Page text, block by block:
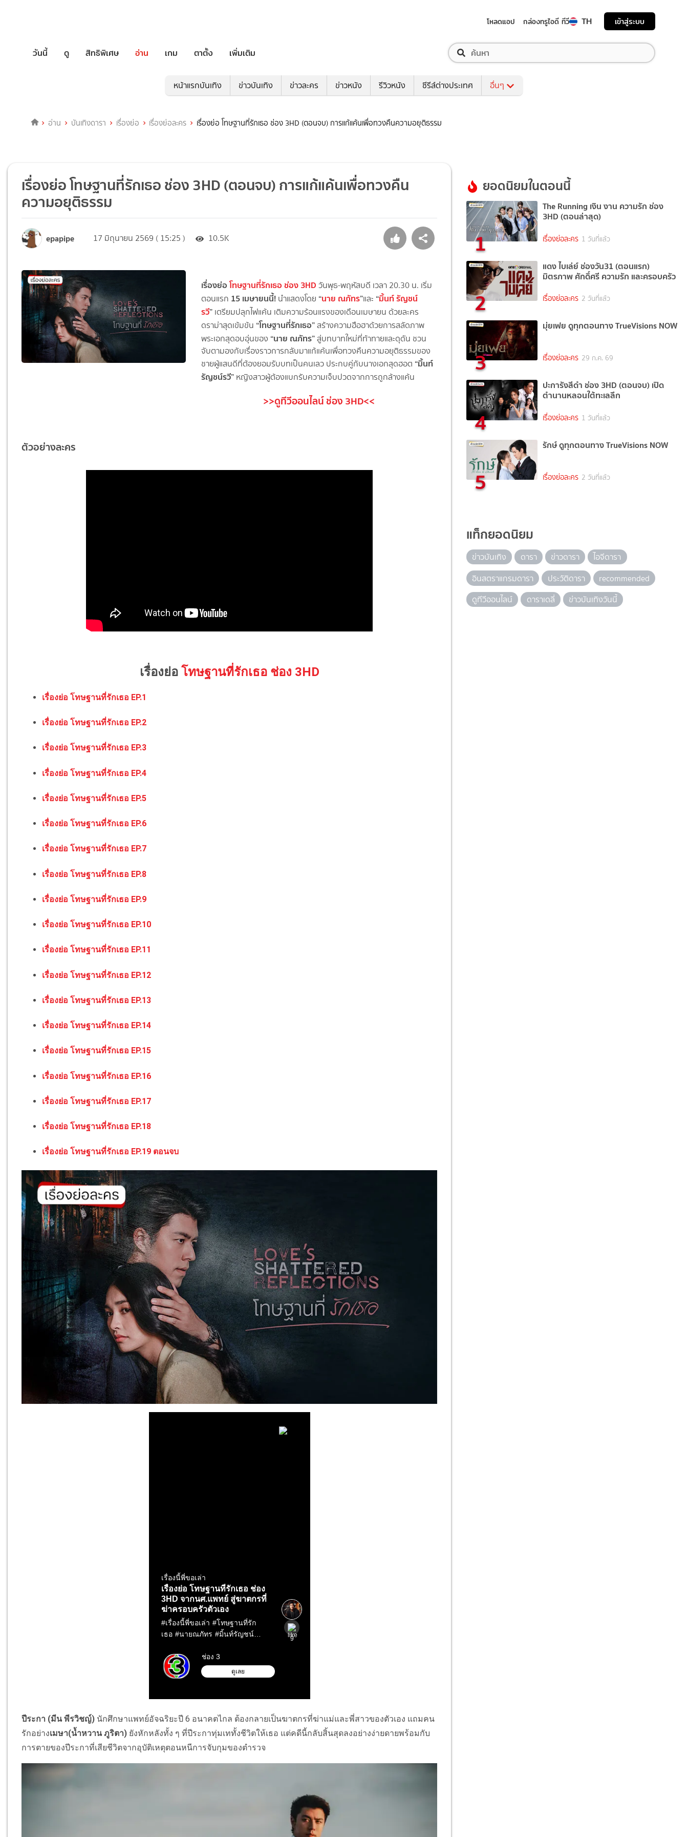
โหลดแอป กล่องทรูไอดี ทีวี TH เข้าสู่ระบบ
วันนี้ ดู สิทธิพิเศษ อ่าน เกม ตาตั้ง เพิ่มเติม
หน้าแรกบันเทิง ข่าวบันเทิง ข่าวละคร ข่าวหนัง รีวิวหนัง ซีรีส์ต่างประเทศ อื่นๆ
อ่าน บันเทิงดารา เรื่องย่อ เรื่องย่อละคร เรื่องย่อ โทษฐานที่รักเธอ ช่อง 3HD (ตอนจบ) การแก้แค้นเพื่อทวงคืนความอยุติธรรม
เรื่องย่อ โทษฐานที่รักเธอ ช่อง 3HD (ตอนจบ) การแก้แค้นเพื่อทวงคืน
ความอยุติธรรม
epapipe 17 มิถุนายน 2569 ( 15:25 ) 10.5K
เรื่องย่อโทษฐานที่รักเธอ ช่อง 3HD วันพุธ-พฤหัสบดี เวลา 20.30 น. เริ่ม
ตอนแรก 15 เมษายนนี้! นำแสดงโดย “นาย ณภัทร”และ “มิ้นท์ รัญชน์
รวี” เตรียมปลุกไฟแค้น เติมความร้อนแรงของเดือนเมษายน ด้วยละคร
ดราม่าสุดเข้มข้น “โทษฐานที่รักเธอ”สร้างความฮือฮาด้วยการสลัดภาพ
พระเอกสุดอบอุ่นของ “นาย ณภัทร”สู่บทบาทใหม่ที่ท้าทายและดุดัน ชวน
จับตามองกับเรื่องราวการกลับมาแก้แค้นเพื่อทวงคืนความอยุติธรรมของ
ชายผู้แสนดีที่ต้องยอมรับบทเป็นคนเลว ประกบคู่กับนางเอกสุดฮอต “มิ้นท์
รัญชน์รวี”หญิงสาวผู้ต้องแบกรับความเจ็บปวดจากการถูกล้างแค้น
>>ดูทีวีออนไลน์ ช่อง 3HD<<
ตัวอย่างละคร
เรื่องย่อ โทษฐานที่รักเธอ ช่อง 3HD
เรื่องย่อ โทษฐานที่รักเธอ EP.1
เรื่องย่อ โทษฐานที่รักเธอ EP.2
เรื่องย่อ โทษฐานที่รักเธอ EP.3
เรื่องย่อ โทษฐานที่รักเธอ EP.4
เรื่องย่อ โทษฐานที่รักเธอ EP.5
เรื่องย่อ โทษฐานที่รักเธอ EP.6
เรื่องย่อ โทษฐานที่รักเธอ EP.7
เรื่องย่อ โทษฐานที่รักเธอ EP.8
เรื่องย่อ โทษฐานที่รักเธอ EP.9
เรื่องย่อ โทษฐานที่รักเธอ EP.10
เรื่องย่อ โทษฐานที่รักเธอ EP.11
เรื่องย่อ โทษฐานที่รักเธอ EP.12
เรื่องย่อ โทษฐานที่รักเธอ EP.13
เรื่องย่อ โทษฐานที่รักเธอ EP.14
เรื่องย่อ โทษฐานที่รักเธอ EP.15
เรื่องย่อ โทษฐานที่รักเธอ EP.16
เรื่องย่อ โทษฐานที่รักเธอ EP.17
เรื่องย่อ โทษฐานที่รักเธอ EP.18
เรื่องย่อ โทษฐานที่รักเธอ EP.19 ตอนจบ
ปีระกา (มีน พีรวิชญ์) นักศึกษาแพทย์อัจฉริยะปี 6 อนาคตไกล ต้องกลายเป็นฆาตกรที่ฆ่าแม่และพี่สาวของตัวเอง แถมคน
รักอย่างเมษา(น้ำหวาน ภูริตา) ยังหักหลังทั้ง ๆ ที่ปีระกาทุ่มเททั้งชีวิตให้เธอ แต่คดีนี้กลับสิ้นสุดลงอย่างง่ายดายพร้อมกับ
การตายของปีระกาที่เสียชีวิตจากอุบัติเหตุตอนหนีการจับกุมของตำรวจ
ยอดนิยมในตอนนี้
1
The Running เงิน งาน ความรัก ช่อง
3HD (ตอนล่าสุด)
เรื่องย่อละคร 1 วันที่แล้ว
2
แดง ไบเล่ย์ ช่องวัน31 (ตอนแรก)
มิตรภาพ ศักดิ์ศรี ความรัก และครอบครัว
เรื่องย่อละคร 2 วันที่แล้ว
3
มุ่ยเฟย ดูทุกตอนทาง TrueVisions NOW
เรื่องย่อละคร 29 ก.ค. 69
4
ปะการังสีดำ ช่อง 3HD (ตอนจบ) เปิด
ตำนานหลอนใต้ทะเลลึก
เรื่องย่อละคร 1 วันที่แล้ว
5
รักษ์ ดูทุกตอนทาง TrueVisions NOW
เรื่องย่อละคร 2 วันที่แล้ว
แท็กยอดนิยม
ข่าวบันเทิง ดารา ข่าวดารา
ไอจีดารา
อินสตราแกรมดารา
ประวัติดารา
recommended
ดูทีวีออนไลน์
ดาราเดลี่ ข่าวบันเทิงวันนี้